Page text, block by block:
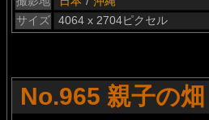
サイズ
4064 x 2704ピクセル
No.965 親子の畑